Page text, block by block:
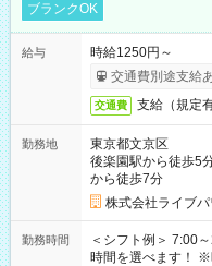
ブランクOK
給与
時給1250円～
交通費別途支給
交通費 支給（規定
勤務地
東京都文京区
後楽園駅から徒歩5
から徒歩7分
株式会社ライブパ
勤務時間
＜シフト例＞ 7:00～23:00
時間を選べます！